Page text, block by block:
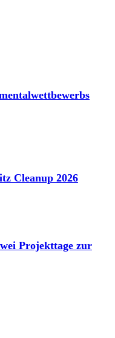
Cleanup 2026
Projekttage zur